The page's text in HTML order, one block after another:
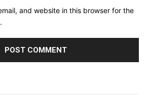
and website in this browser for the